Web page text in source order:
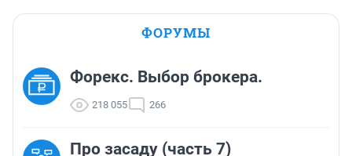
ФОРУМЫ
Форекс. Выбор брокера.
218 055 266
Про засаду (часть 7)